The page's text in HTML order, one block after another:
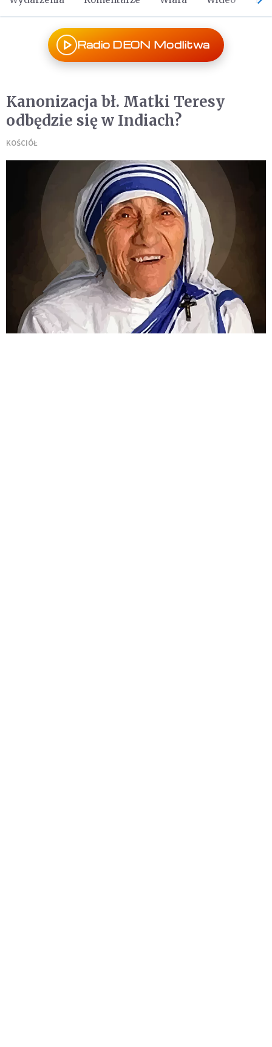
Radio DEON Modlitwa
Kanonizacja bł. Matki Teresy
odbędzie się w Indiach?
KOŚCIÓŁ